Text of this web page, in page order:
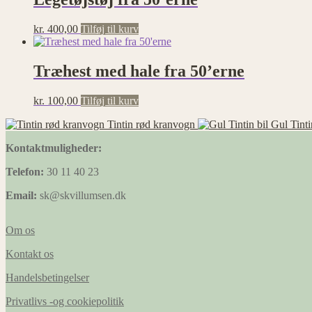
kr. 400,00 Tilføj til kurv
Træhest med hale fra 50’erne
kr. 100,00 Tilføj til kurv
Tintin rød kranvogn
Gul
Kontaktmuligheder:
Telefon: 30 11 40 23
Email: sk@skvillumsen.dk
Om os
Kontakt os
Handelsbetingelser
Privatlivs -og cookiepolitik